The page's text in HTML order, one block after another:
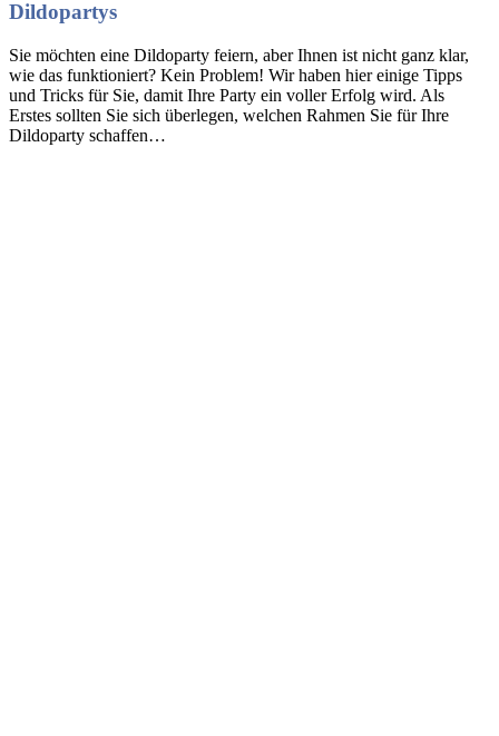
Dildopartys
Sie möchten eine Dildoparty feiern, aber Ihnen ist nicht ganz klar,
wie das funktioniert? Kein Problem! Wir haben hier einige Tipps
und Tricks für Sie, damit Ihre Party ein voller Erfolg wird. Als
Erstes sollten Sie sich überlegen, welchen Rahmen Sie für Ihre
Dildoparty schaffen…